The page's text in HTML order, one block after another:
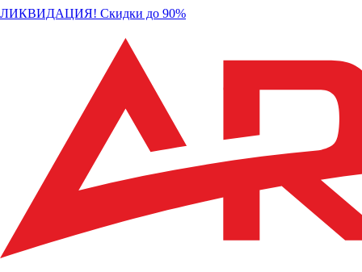
ЛИКВИДАЦИЯ! Скидки до 90%